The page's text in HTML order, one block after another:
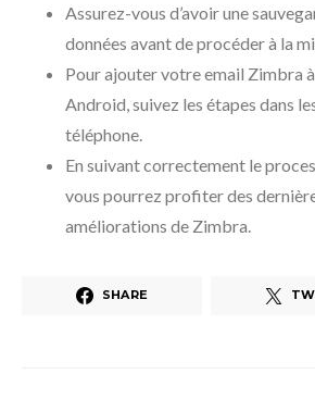
Assurez-vous d’avoir une
données avant de procéder à la
Pour ajouter votre email Zimbra
Android, suivez les étapes dans
téléphone.
En suivant correctement le
vous pourrez profiter des
améliorations de Zimbra.
SHARE